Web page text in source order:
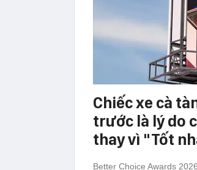
Chiếc xe cà
trước là lý do
thay vì "Tốt
Better Choice Awards